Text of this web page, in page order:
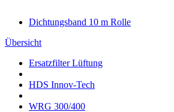
Dichtungsband 10 m Rolle
Übersicht
Ersatzfilter Lüftung
HDS Innov-Tech
WRG 300/400